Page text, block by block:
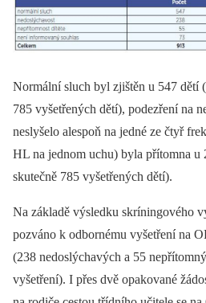
Normální sluch byl zjištěn u 547 dětí
785 vyšetřených dětí), podezření na
neslyšelo alespoň na jedné ze čtyř
HL na jednom uchu) byla přítomna u
skutečně 785 vyšetřených dětí).
Na základě výsledku skríningového
pozváno k odbornému vyšetření na
(238 nedoslýchavých a 55
vyšetření). I přes dvě opakované